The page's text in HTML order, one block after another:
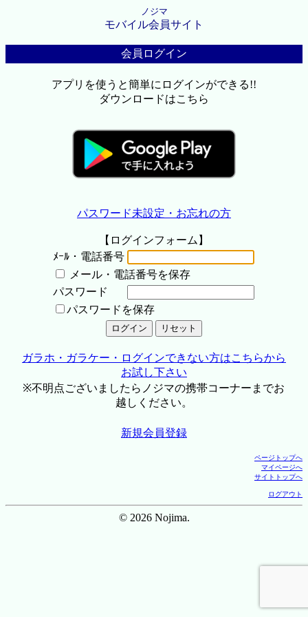
ノジマ
モバイル会員サイト
会員ログイン
アプリを使うと簡単にログインができる!!
ダウンロードはこちら
パスワード未設定・お忘れの方
【ログインフォーム】
ﾒｰﾙ・電話番号
メール・電話番号を保存
パスワード
パスワードを保存
ガラホ・ガラケー・ログインできない方はこちらから
お試し下さい
※不明点ございましたらノジマの携帯コーナーまでお
越しください。
新規会員登録
ページトップへ
マイページへ
サイトトップへ
ログアウト
© 2026 Nojima.